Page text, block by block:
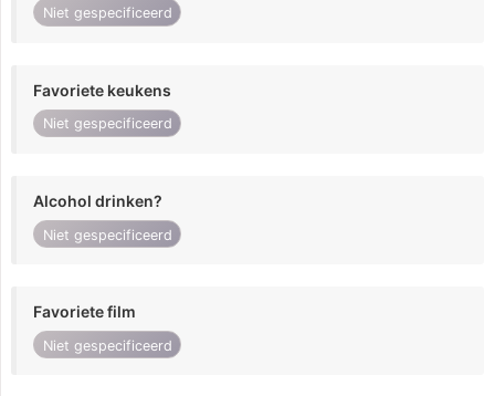
Niet gespecificeerd
Favoriete keukens
Niet gespecificeerd
Alcohol drinken?
Niet gespecificeerd
Favoriete film
Niet gespecificeerd